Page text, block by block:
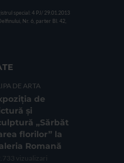
special: 4 PJ/ 29.01.2013
Nr. 6, parter Bl. 42,
DE ARTA
de
și
„Sărbăt
florilor” la
Romană
vizualizari